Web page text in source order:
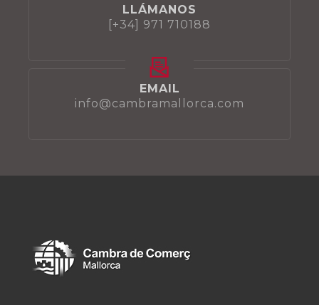
LLÁMANOS
[+34] 971 710188
EMAIL
info@cambramallorca.com